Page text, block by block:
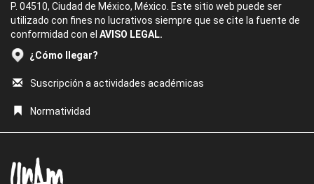
P. 04510, Ciudad de México, México. Este sitio web puede ser
utilizado con fines no lucrativos siempre que se cite la fuente de
conformidad con el AVISO LEGAL.
¿Cómo llegar?
Suscripción a actividades académicas
Normatividad